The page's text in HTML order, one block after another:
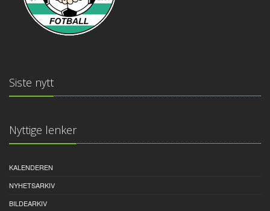
Siste nytt
Nyttige lenker
KALENDEREN
NYHETSARKIV
BILDEARKIV